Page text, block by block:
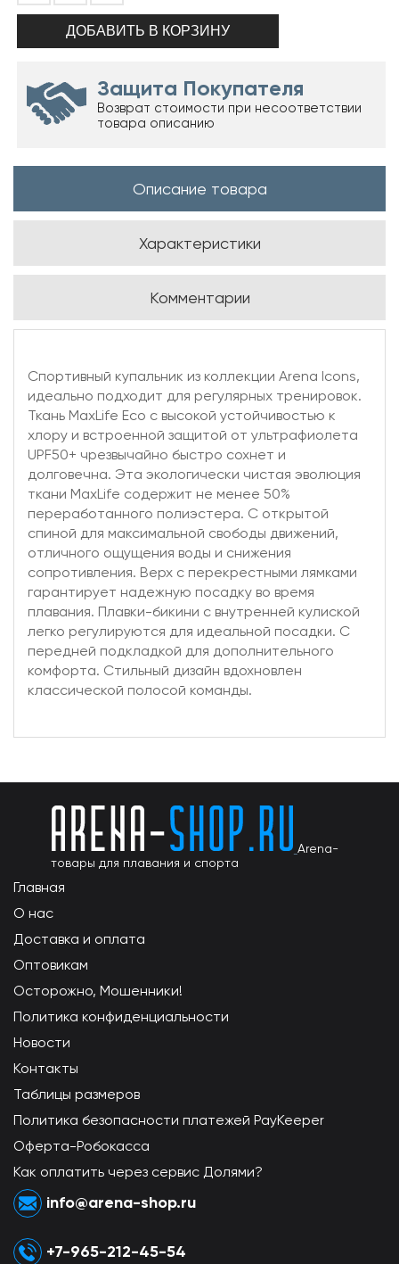
Защита Покупателя
Возврат стоимости при несоответствии
товара описанию
Описание товара
Характеристики
Комментарии
Спортивный купальник из коллекции Arena Icons,
идеально подходит для регулярных тренировок.
Ткань MaxLife Eco с высокой устойчивостью к
хлору и встроенной защитой от ультрафиолета
UPF50+ чрезвычайно быстро сохнет и
долговечна. Эта экологически чистая эволюция
ткани MaxLife содержит не менее 50%
переработанного полиэстера. С открытой
спиной для максимальной свободы движений,
отличного ощущения воды и снижения
сопротивления. Верх с перекрестными лямками
гарантирует надежную посадку во время
плавания. Плавки-бикини с внутренней кулиской
легко регулируются для идеальной посадки. С
передней подкладкой для дополнительного
комфорта. Стильный дизайн вдохновлен
классической полосой команды.
Arena-
товары для плавания и спорта
Главная
О нас
Доставка и оплата
Оптовикам
Осторожно, Мошенники!
Политика конфиденциальности
Новости
Контакты
Таблицы размеров
Политика безопасности платежей PayKeeper
Оферта-Робокасса
Как оплатить через сервис Долями?
info@arena-shop.ru
+7-965-212-45-54